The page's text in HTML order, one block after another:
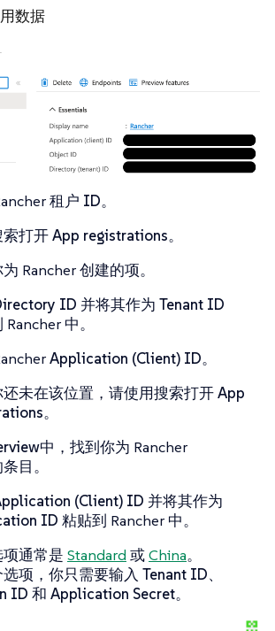
数据
租户 ID。
打开App registrations。
Rancher 创建的项。
ID 并将其作为 Tenant ID
中。
Application (Client) ID。
未在该位置，请使用搜索打开App
。
中，找到你为 Rancher
目。
(Client) ID 并将其作为
ID 粘贴到 Rancher 中。
通常是 Standard 或China。
项，你只需要输入 Tenant ID、
ID 和 Application Secret。